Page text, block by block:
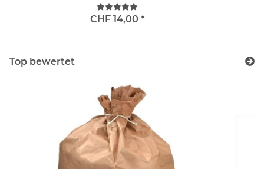
CHF 14,00 *
Top bewertet